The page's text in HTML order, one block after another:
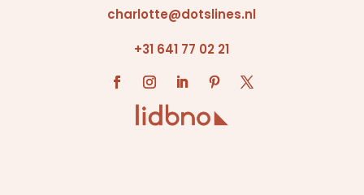
charlotte@dotslines.nl
+31 641 77 02 21